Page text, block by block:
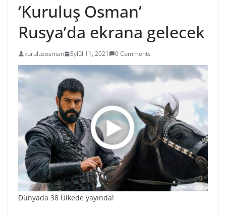
‘Kuruluş Osman’
Rusya’da ekrana gelecek
kurulusosman Eylül 11, 2021 0 Comments
Dünyada 38 Ülkede yayında!